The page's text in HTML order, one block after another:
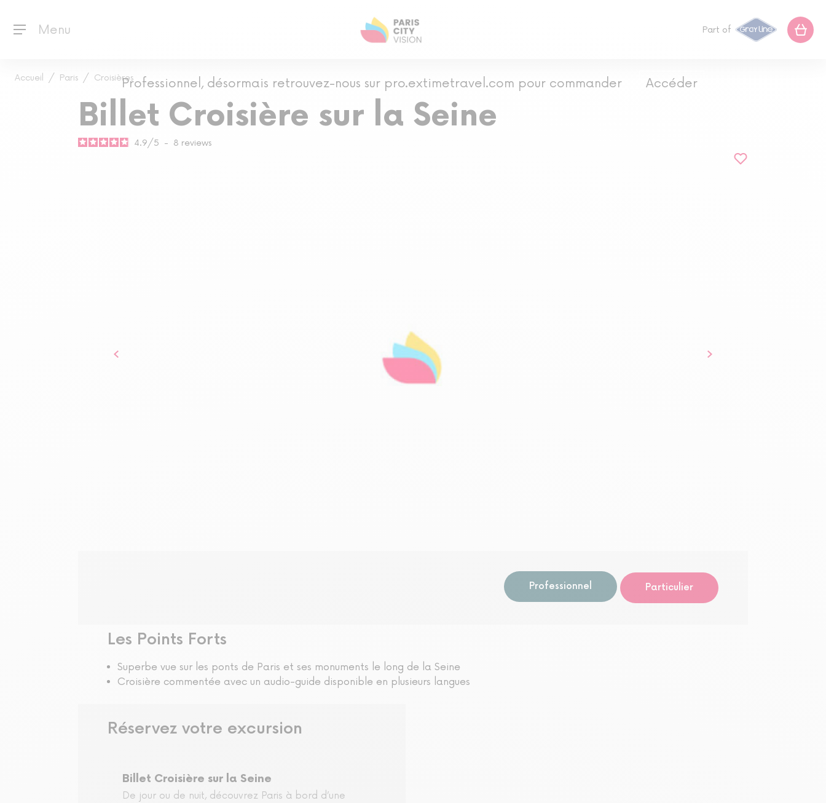
Menu Part of
Professionnel, désormais retrouvez-nous sur pro.extimetravel.com pour commander Accéder
Accueil Paris Croisières
Billet Croisière sur la Seine
4.9/5 - 8 reviews
Professionnel
Particulier
Les Points Forts
Superbe vue sur les ponts de Paris et ses monuments le long de la Seine
Croisière commentée avec un audio-guide disponible en plusieurs langues
Réservez votre excursion
Billet Croisière sur la Seine
De jour ou de nuit, découvrez Paris à bord d’une